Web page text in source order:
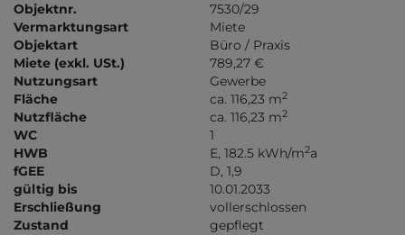
Objektnr.
7530/29
Vermarktungsart
Miete
Objektart
Büro / Praxis
Miete (exkl. USt.)
789,27 €
Nutzungsart
Gewerbe
Fläche
ca. 116,23 m2
Nutzfläche ca. 116,23 m2
WC
1
HWB
E, 182.5 kWh/m2a
fGEE
D, 1,9
gültig bis
10.01.2033
Erschließung
vollerschlossen
Zustand
gepflegt